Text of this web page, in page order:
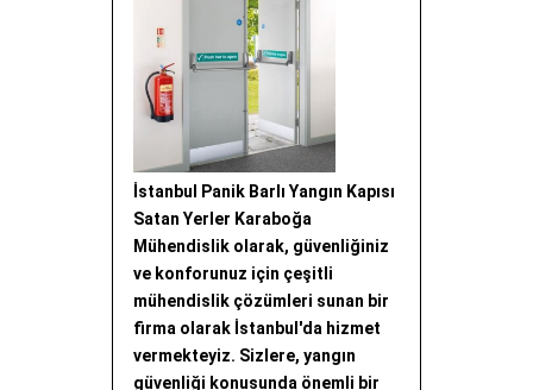
İstanbul Panik Barlı Yangın Kapısı
Satan Yerler Karaboğa
Mühendislik olarak, güvenliğiniz
ve konforunuz için çeşitli
mühendislik çözümleri sunan bir
firma olarak İstanbul'da hizmet
vermekteyiz. Sizlere, yangın
güvenliği konusunda önemli bir